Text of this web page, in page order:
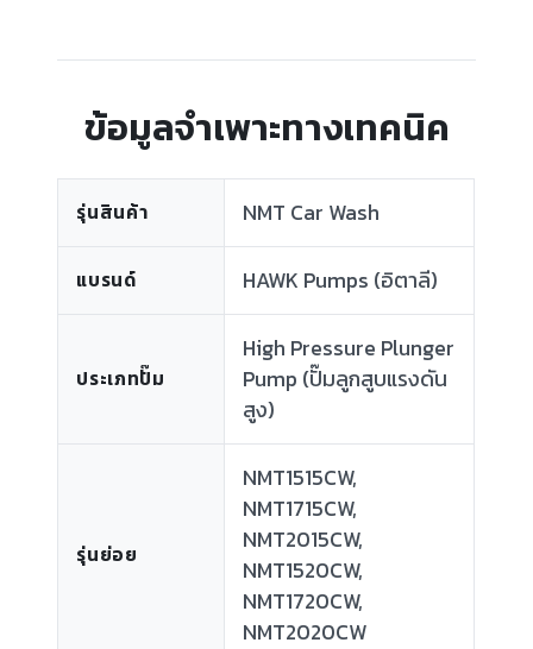
ข้อมูลจำเพาะทางเทคนิค
รุ่นสินค้า NMT Car Wash
แบรนด์ HAWK Pumps (อิตาลี)
ประเภทปั๊ม
High Pressure Plunger
Pump (ปั๊มลูกสูบแรงดัน
สูง)
รุ่นย่อย
NMT1515CW,
NMT1715CW,
NMT2015CW,
NMT1520CW,
NMT1720CW,
NMT2020CW